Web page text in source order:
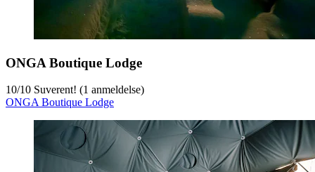
ONGA Boutique Lodge
10/10 Suverent! (1 anmeldelse)
ONGA Boutique Lodge